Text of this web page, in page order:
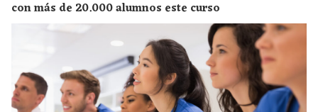
con más de 20.000 alumnos este curso